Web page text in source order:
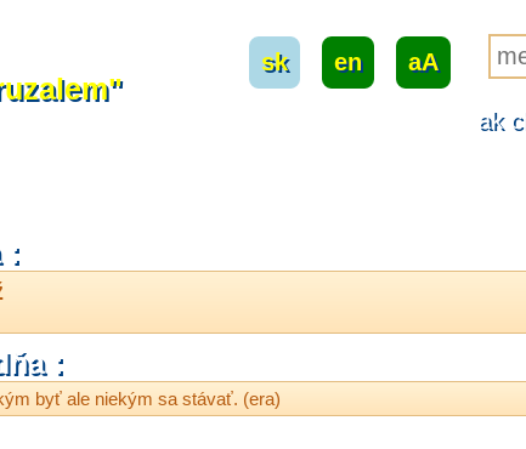
sk en aA
ak
:
:
byť ale niekým sa stávať. (era)